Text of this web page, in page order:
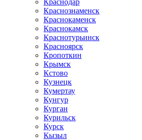
Краснодар
Краснознаменск
Краснокаменск
Краснокамск
Краснотурьинск
Красноярск
Кропоткин
Крымск
Кстово
Кузнецк
Кумертау
Кунгур
Курган
Курильск
Курск
Кызыл